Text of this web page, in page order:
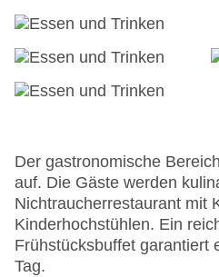
Anzahl der Aufzüge: 1
Zimmerservice
Gesamtanzahl der
Landeskategorie: 3 Sterne
Der gastronomische
auf. Die Gäste werden
Nichtraucherrestaurant mit
Kinderhochstühlen. Ein
Frühstücksbuffet garantiert
Tag.